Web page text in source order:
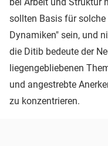
sollten Basis für
Dynamiken" sein, und
die Ditib bedeute der
liegengebliebenen
und angestrebte
zu konzentrieren.